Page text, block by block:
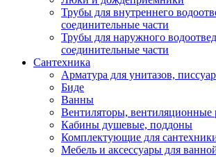
Трубы для внутреннего
соединительные части
Трубы для наружного
соединительные части
Сантехника
Арматура для унитазов,
Биде
Ванны
Вентиляторы,
Кабины душевые, поддоны
Комплектующие для
Мебель и аксессуары для